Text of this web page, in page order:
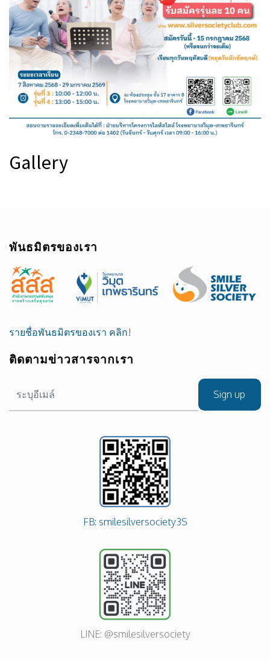
Gallery
พันธมิตรของเรา
รายชื่อพันธมิตรของเรา คลิก!
ติดตามข่าวสารจากเรา
Sign up
FB: smilesilversociety3S
LINE: @smilesilversociety